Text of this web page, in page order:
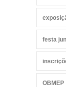
festa
OBMEP